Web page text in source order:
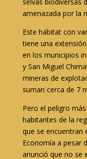
amenazada por la
Este hábitat con
tiene una
en los municipios
y San Miguel
mineras de
suman cerca de 7
Pero el peligro
habitantes de la
que se encuentran
Economía a pesar
anunció que no se